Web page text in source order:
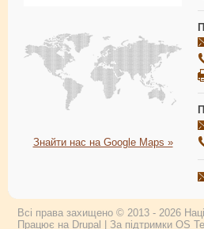
Знайти нас на Google Maps »
Всі права захищено © 2013 - 2026
Працює на Drupal | За підтримки OS